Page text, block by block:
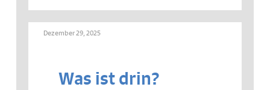
Dezember 29, 2025
Was ist drin?